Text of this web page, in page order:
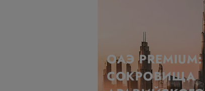
ОАЭ PREMIUM:
СОКРОВИЩА